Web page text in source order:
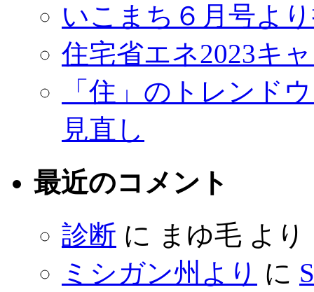
いこまち６月号よ
住宅省エネ2023キ
「住」のトレンド
見直し
最近のコメント
診断 に まゆ毛 より
ミシガン州より に